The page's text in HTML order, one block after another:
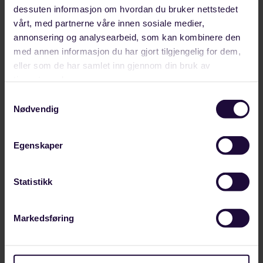
dessuten informasjon om hvordan du bruker nettstedet
vårt, med partnerne våre innen sosiale medier,
annonsering og analysearbeid, som kan kombinere den
med annen informasjon du har gjort tilgjengelig for dem,
eller som de har samlet inn gjennom din bruk av
Nødvendig
Egenskaper
Statistikk
Markedsføring
Slik var medlemmenes sommer
I sommer fikk vi inn flere flotte bidrag til vår
sommerfotokonkurranse. Vi skulle gjerne delt
alle bildene, men her får…
MEDLEMSKAP